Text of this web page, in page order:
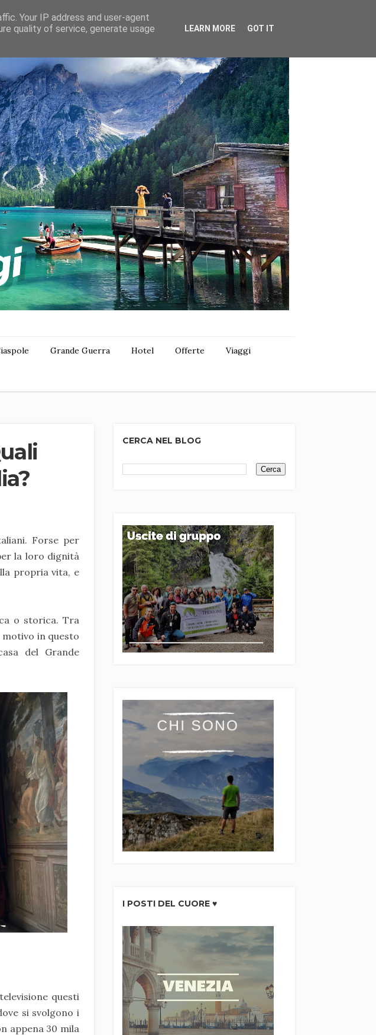
Grande Guerra Hotel Offerte Viaggi
Forse per
la loro dignità
propria vita, e
o storica. Tra
motivo in questo
del Grande
questi
si svolgono i
appena 30 mila
CERCA NEL BLOG
I POSTI DEL CUORE ♥
Your IP address and user-agent
quality of service, generate usage
LEARN MORE GOT IT